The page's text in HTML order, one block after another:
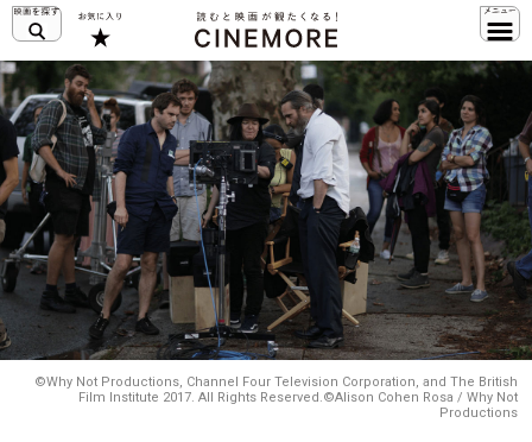
©Why Not Productions, Channel Four Television Corporation, and The British
Film Institute 2017. All Rights Reserved.©Alison Cohen Rosa / Why Not
Productions